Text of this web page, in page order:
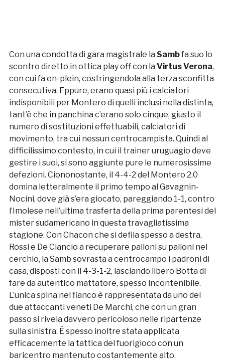
Con una condotta di gara magistrale la Sambfa suo lo
scontro diretto in ottica play off con la Virtus Verona,
con cui fa en-plein, costringendola alla terza sconfitta
consecutiva. Eppure, erano quasi più i calciatori
indisponibili per Montero di quelli inclusi nella distinta,
tant’è che in panchina c’erano solo cinque, giusto il
numero di sostituzioni effettuabili, calciatori di
movimento, tra cui nessun centrocampista. Quindi al
difficilissimo contesto, in cui il trainer uruguagio deve
gestire i suoi, si sono aggiunte pure le numerosissime
defezioni. Ciononostante, il 4-4-2 del Montero 2.0
domina letteralmente il primo tempo al Gavagnin-
Nocini, dove già s’era giocato, pareggiando 1-1, contro
l’Imolese nell’ultima trasferta della prima parentesi del
mister sudamericano in questa travagliatissima
stagione. Con Chacon che si defila spesso a destra,
Rossi e De Ciancio a recuperare palloni su palloni nel
cerchio, la Samb sovrasta a centrocampo i padroni di
casa, disposti con il 4-3-1-2, lasciando libero Botta di
fare da autentico mattatore, spesso incontenibile.
L’unica spina nel fianco è rappresentata da uno dei
due attaccanti veneti De Marchi, che con un gran
passo si rivela davvero pericoloso nelle ripartenze
sulla sinistra. È spesso inoltre stata applicata
efficacemente la tattica del fuorigioco con un
baricentro mantenuto costantemente alto.